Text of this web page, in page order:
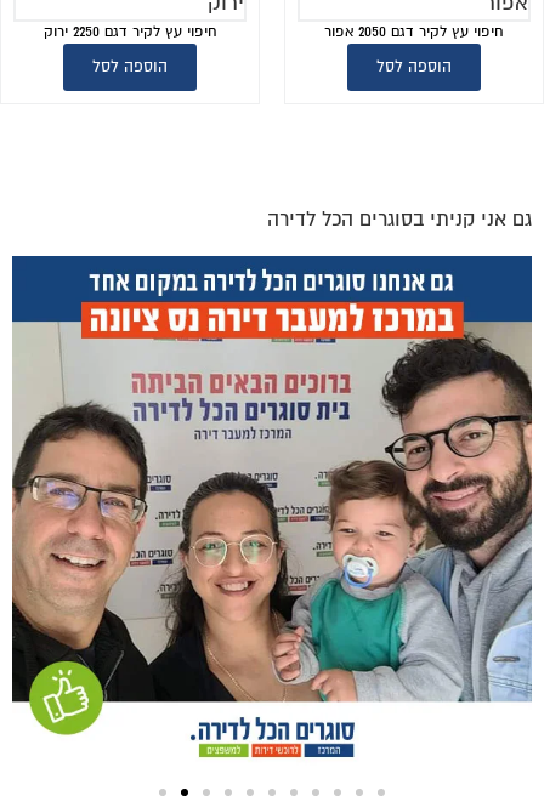
חיפוי עץ לקיר דגם 2050 אפור
הוספה לסל
חיפוי עץ לקיר דגם 2250 ירוק
הוספה לסל
גם אני קניתי בסוגרים הכל לדירה